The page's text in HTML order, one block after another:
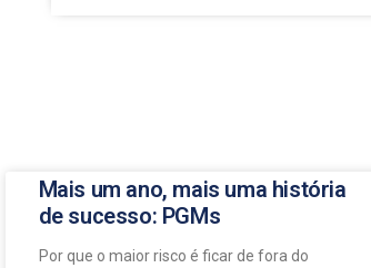
Mais um ano, mais uma história
de sucesso: PGMs
Por que o maior risco é ficar de fora do